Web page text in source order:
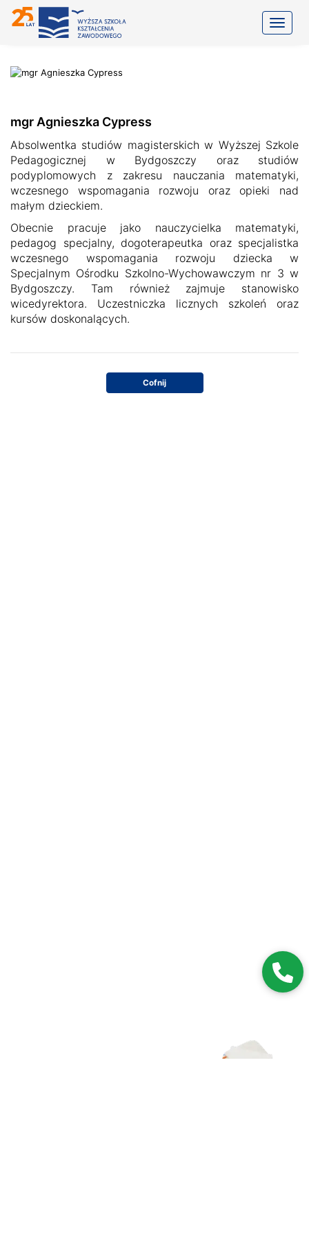
mgr Agnieszka Cypress
Absolwentka studiów magisterskich w Wyższej Szkole
Pedagogicznej w Bydgoszczy oraz studiów
podyplomowych z zakresu nauczania matematyki,
wczesnego wspomagania rozwoju oraz opieki nad
małym dzieckiem.
Obecnie pracuje jako nauczycielka matematyki,
pedagog specjalny, dogoterapeutka oraz specjalistka
wczesnego wspomagania rozwoju dziecka w
Specjalnym Ośrodku Szkolno-Wychowawczym nr 3 w
Bydgoszczy. Tam również zajmuje stanowisko
wicedyrektora. Uczestniczka licznych szkoleń oraz
kursów doskonalących.